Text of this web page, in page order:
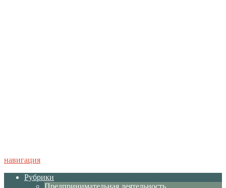
навигация
Рубрики
Предпринимательная деятельность